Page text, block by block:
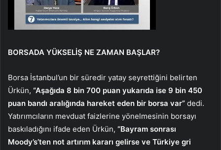
BORSADA YÜKSELİŞ NE ZAMAN BAŞLAR?
Borsa İstanbul’un bir süredir yatay seyrettiğini belirten
Ürkün, “Aşağıda 8 bin 700 puan yukarıda ise 9 bin 450
puan bandı aralığında hareket eden bir borsa var” dedi.
Yatırımcıların mevduat faizlerine yönelmesinin borsayı
baskıladığını ifade eden Ürkün, “Bayram sonrası
Moody’s’ten not artırım kararı gelirse ve Türkiye gri